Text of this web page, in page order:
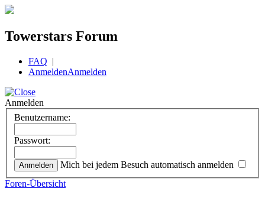
Towerstars Forum
FAQ |
AnmeldenAnmelden
Anmelden
Benutzername:
Passwort:
Mich bei jedem Besuch automatisch anmelden
Foren-Übersicht